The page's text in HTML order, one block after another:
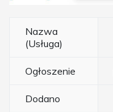
Nazwa
(Usługa)
Ogłoszenie
Dodano